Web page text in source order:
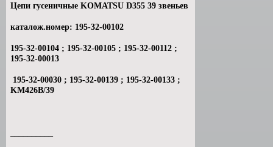
Цепи гусеничные KOMATSU D355 39 звеньев
каталож.номер: 195-32-00102
195-32-00104 ; 195-32-00105 ; 195-32-00112 ;
195-32-00013
195-32-00030 ; 195-32-00139 ; 195-32-00133 ;
KM426B/39